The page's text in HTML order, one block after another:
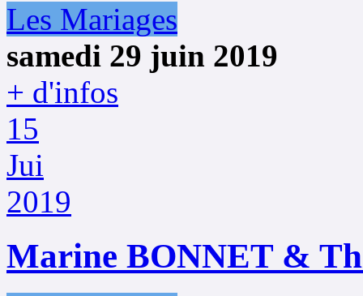
Les Mariages
samedi 29 juin 2019
+ d'infos
15
Jui
2019
Marine BONNET &